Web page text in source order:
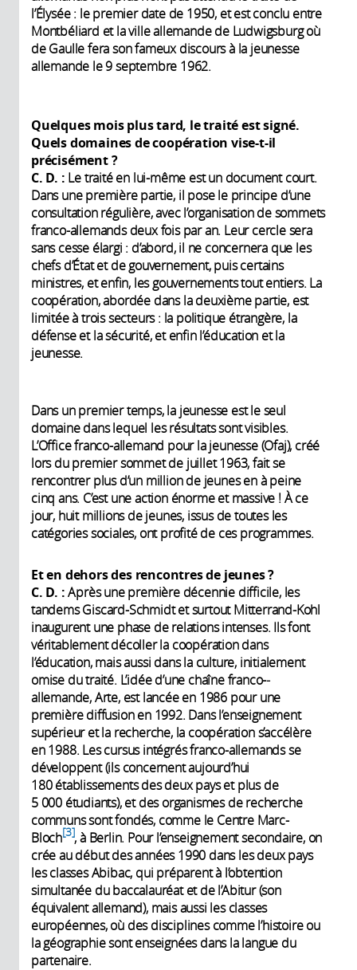
l’Élysée : le premier date de 1950, et est conclu entre
Montbéliard et la ville allemande de Ludwigsburg où
de Gaulle fera son fameux discours à la jeunesse
allemande le 9 septembre 1962.
Quelques mois plus tard, le traité est signé.
Quels domaines de coopération vise-t-il
précisément?
C. D. : Le traité en lui-même est un document court.
Dans une première partie, il pose le principe d’une
consultation régulière, avec l’organisation de sommets
franco-allemands deux fois par an. Leur cercle sera
sans cesse élargi : d’abord, il ne concernera que les
chefs d’État et de gouvernement, puis certains
ministres, et enfin, les gouvernements tout entiers. La
coopération, abordée dans la deuxième partie, est
limitée à trois secteurs : la politique étrangère, la
défense et la sécurité, et enfin l’éducation et la
jeunesse.
Dans un premier temps, la jeunesse est le seul
domaine dans lequel les résultats sont visibles.
L’Office franco-allemand pour la jeunesse (Ofaj), créé
lors du premier sommet de juillet 1963, fait se
rencontrer plus d’un million de jeunes en à peine
cinq ans. C’est une action énorme et massive ! À ce
jour, huit millions de jeunes, issus de toutes les
catégories sociales, ont profité de ces programmes.
Et en dehors des rencontres de jeunes ?
C. D. :Après une première décennie difficile, les
tandems Giscard-Schmidt et surtout Mitterrand-Kohl
inaugurent une phase de relations intenses. Ils font
véritablement décoller la coopération dans
l’éducation, mais aussi dans la culture, ­initialement
omise du traité. L’idée d’une chaîne franco-­
allemande, Arte, est lancée en 1986 pour une
première diffusion en 1992. Dans l’enseignement
supérieur et la recherche, la coopération s’accélère
en 1988. Les cursus intégrés franco-allemands se
développent (ils concernent aujourd’hui
180 établissements des deux pays et plus de
5 000 étudiants), et des organismes de recherche
communs sont fondés, comme le Centre Marc-
Bloch 3 , à Berlin. Pour l’enseignement secondaire, on
crée au début des années 1990 dans les deux pays
les classes Abibac, qui préparent à l’obtention
simultanée du baccalauréat et de l’Abitur (son
équivalent allemand), mais aussi les classes
européennes, où des disciplines comme l’histoire ou
la géographie sont enseignées dans la langue du
partenaire.